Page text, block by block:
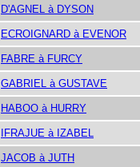
D'AGNEL à DYSON
ECROIGNARD à EVENOR
FABRE à FURCY
GABRIEL à GUSTAVE
HABOO à HURRY
IFRAJUE à IZABEL
JACOB à JUTH